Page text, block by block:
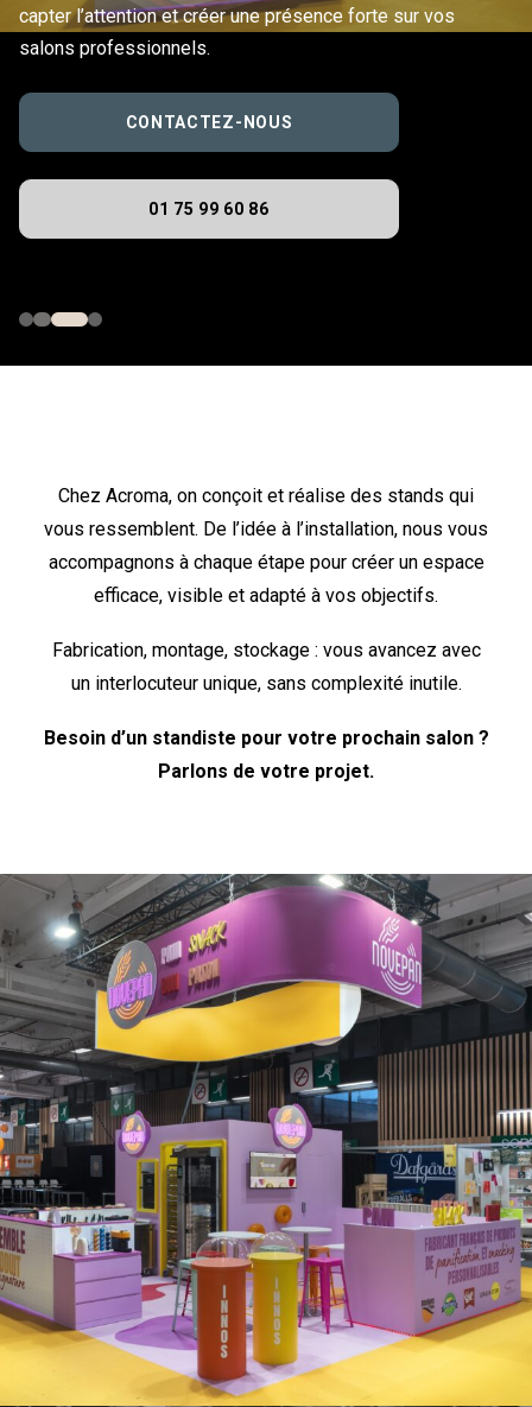
capter l’attention et créer une présence forte sur vos
salons professionnels.
CONTACTEZ-NOUS
01 75 99 60 86
Chez Acroma, on conçoit et réalise des stands qui
vous ressemblent. De l’idée à l’installation, nous vous
accompagnons à chaque étape pour créer un espace
efficace, visible et adapté à vos objectifs.
Fabrication, montage, stockage : vous avancez avec
un interlocuteur unique, sans complexité inutile.
Besoin d’un standiste pour votre prochain salon ?
Parlons de votre projet.